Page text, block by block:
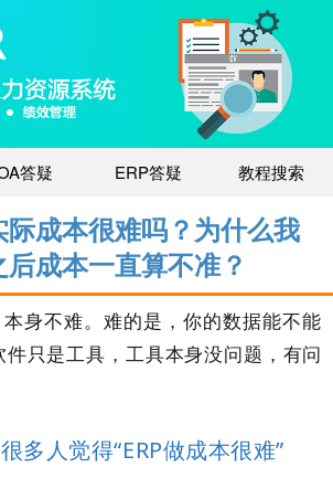
答疑 ERP答疑 教程搜索
际成本很难吗？为什么我
成本一直算不准？
本身不难。难的是，你的数据能不能
只是工具，工具本身没问题，有问
多人觉得“ERP做成本很难”